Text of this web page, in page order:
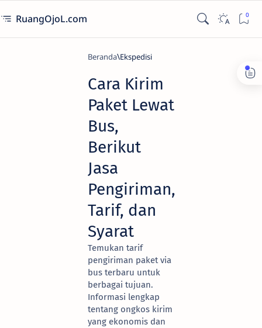
RuangOjoL.com
Beranda Ekspedisi
Cara Kirim
Paket Lewat
Bus,
Berikut
Jasa
Pengiriman,
Tarif, dan
Syarat
Temukan tarif
pengiriman paket via
bus terbaru untuk
berbagai tujuan.
Informasi lengkap
tentang ongkos kirim
yang ekonomis dan